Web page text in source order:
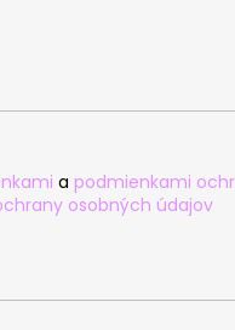
a podmienkami
osobných údajov